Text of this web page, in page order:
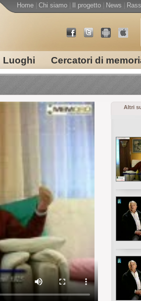
Luoghi Cercatori di
Home Chi siamo Il progetto News
Altri